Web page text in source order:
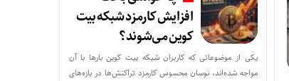
افزایش کارمزد شبکه بیت
کوین می‌شوند؟
یکی از موضوعاتی که کاربران شبکه بیت کوین بارها با آن
مواجه شده‌اند، نوسان محسوس کارمزد تراکنش‌ها در بازه‌های